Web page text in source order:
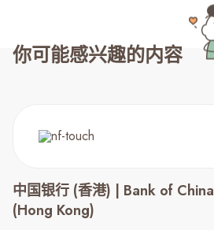
你可能感兴趣的内容
中国银行 (香港) | Bank of China
(Hong Kong)